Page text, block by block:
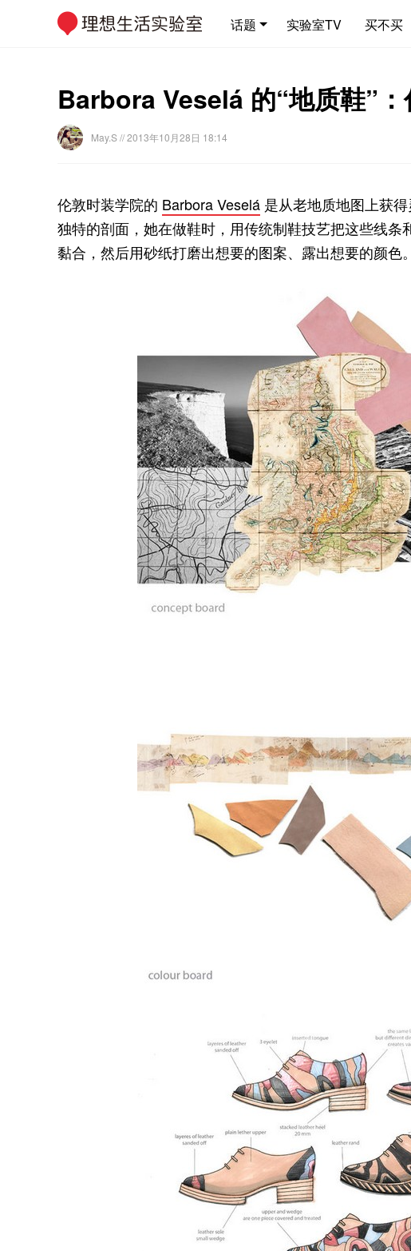
话题 实验室TV 买不买
Barbora Veselá 的“地质鞋”
May.S// 2013年10月28日 18:14
伦敦时装学院的 Barbora Veselá 是从老地质地图上获
独特的剖面，她在做鞋时，用传统制鞋技艺把这些线条
黏合，然后用砂纸打磨出想要的图案、露出想要的颜色。